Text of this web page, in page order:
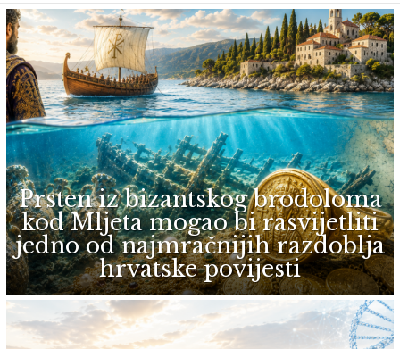
LATEST
STORIES
Prsten iz bizantskog brodoloma
kod Mljeta mogao bi rasvijetliti
jedno od najmračnijih razdoblja
hrvatske povijesti